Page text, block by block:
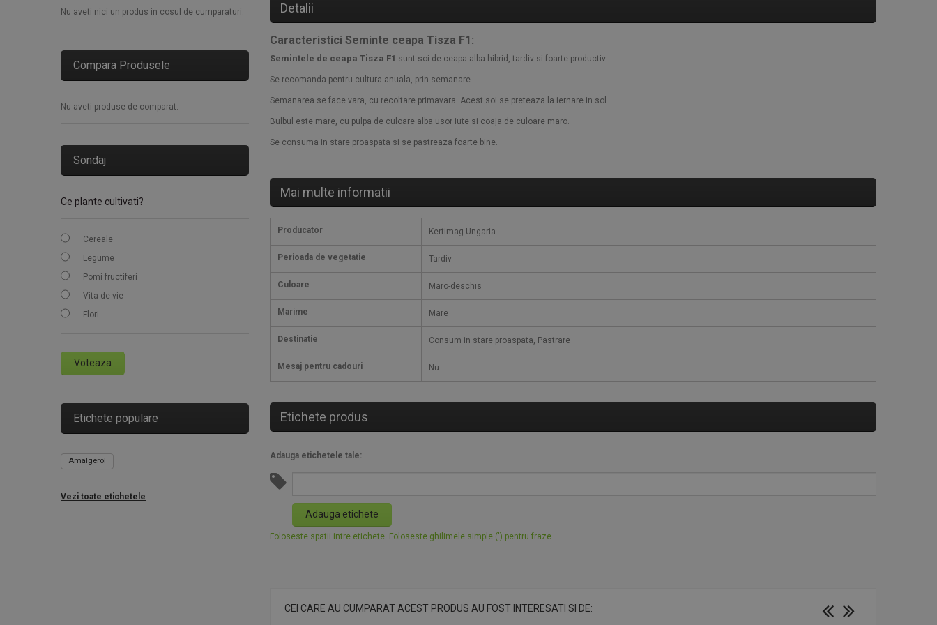
Detalii
Caracteristici Seminte ceapa Tisza F1:
Semintele de ceapa Tisza F1 sunt soi de ceapa alba hibrid, tardiv si foarte productiv.
Se recomanda pentru cultura anuala, prin semanare.
Semanarea se face vara, cu recoltare primavara. Acest soi se preteaza la iernare in sol.
Bulbul este mare, cu pulpa de culoare alba usor iute si coaja de culoare maro.
Se consuma in stare proaspata si se pastreaza foarte bine.
Mai multe informatii
Producator Kertimag Ungaria
Perioada de vegetatie Tardiv
Culoare Maro-deschis
Marime Mare
Destinatie Consum in stare proaspata, Pastrare
Mesaj pentru cadouri Nu
Etichete produs
Adauga etichetele tale:
Adauga etichete
Foloseste spatii intre etichete. Foloseste ghilimele simple (') pentru fraze.
CEI CARE AU CUMPARAT ACEST PRODUS AU FOST INTERESATI SI DE:
Nu aveti nici un produs in cosul de cumparaturi.
Compara Produsele
Nu aveti produse de comparat.
Sondaj
Ce plante cultivati?
Cereale
Legume
Pomi fructiferi
Vita de vie
Flori
Voteaza
Etichete populare
Amalgerol
Vezi toate etichetele